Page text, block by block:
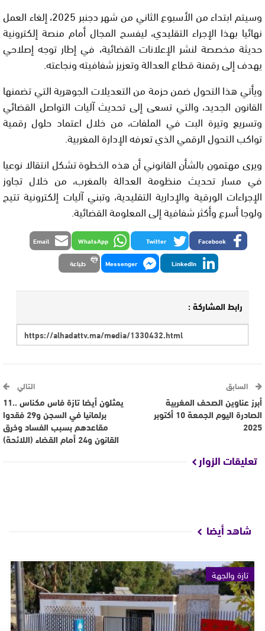
وسيتم ابتداء من الأسبوع الثاني من شهر دجنبر 2025، إلغاء العمل
نهائيا بهذا الإجراء التقليدي، ليفسح المجال أمام منصة إلكترونية
حديثة مخصصة لنشر الإعلانات القضائية، في إطار توجه إصلاحي
يهدف إلى رقمنة قطاع العدالة وتعزيز شفافيته ونجاعته.
ويأتي هذا التحول ضمن حزمة من التعديلات الجوهرية التي تضمنها
القانون الجديد، والتي تسعى إلى تحديث آليات التواصل القضائي
وتسريع وتيرة البت في الملفات، من خلال اعتماد حلول رقمية
تواكب التحول الرقمي الذي تعرفه الإدارة المغربية.
ويرى مهتمون بالشأن القانوني أن هذه الخطوة تشكل انتقالا نوعيا
في مسار تحديث منظومة العدالة بالمغرب، من خلال تجاوز
الإجراءات الورقية والإدارية التقليدية، وتبني آليات إلكترونية تتيح
ولوجا أسرع وأكثر شفافية إلى المعلومة القضائية.
Facebook
Twitter
WhatsApp
Email
LinkedIn
Messenger طباعة
رابط المشاركة :
السابق
أبرز عناوين الصحف المغربية
الصادرة اليوم الجمعة 10 أكتوبر
2025
التالي
يمثلون أيضا تازة فاس مكناس ..11
برلمانيا في السجن و29 فقدوا
مقاعدهم بسبب الفساد وخرق
القانون و24 أمام القضاء (اللائحة)
تعليقات الزوار
شاهد أيضا
تازة والجهة